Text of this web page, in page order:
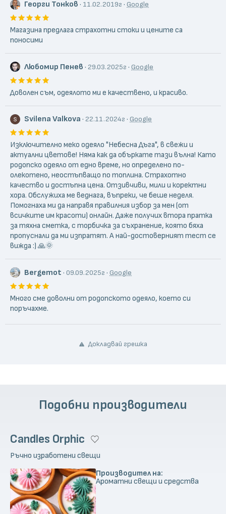
Георги Тонков · 11.02.2019г · Google
Магазина предлага страхотни стоки и цените са
поносими
Любомир Пенев · 29.03.2025г · Google
Доволен съм, одеялото ми е качествено, и красиво.
Svilena Valkova · 22.11.2024г · Google
Изключително меко одеяло "Небесна Дъга", в свежи и
актуални цветове! Няма как да объркате тази вълна! Като
родопско одеяло от едно време, но определено по-
олекотено, неостъпващо по топлина. Страхотно
качество и достъпна цена. Отзивчиви, мили и коректни
хора. Обслужиха ме веднага, въпреки, че беше неделя.
Помогнаха ми да направя правилния избор за мен (от
всичките им красоти) онлайн. Даже получих втора пратка
за тяхна сметка, с торбичка за съхранение, която бяха
пропуснали да ми изпратят. А най-достоверният тест се
вижда :) 🙏🌞
Bergemot · 09.09.2025г · Google
Много сме доволни от родопското одеяло, което си
поръчахме.
Докладвай грешка
Подобни производители
Candles Orphic
Ръчно изработени свещи
Производител на:
Ароматни свещи и средства